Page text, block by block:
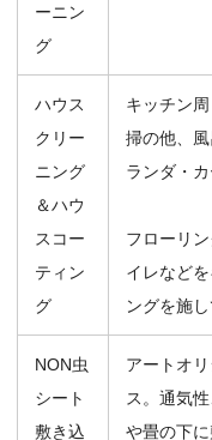
ーニン
グ
ハウス
クリー
ニング
＆ハウ
スコー
ティン
グ
キッチン
掃の他、
ランダ・
フローリ
イレなど
ングを施し
NON虫
シート
敷き込
アートオ
ス。通気
や畳の下